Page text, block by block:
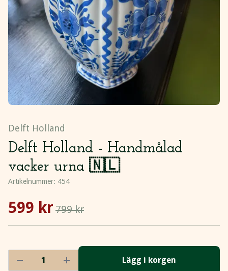
Delft Holland
Delft Holland - Handmålad
vacker urna 🇳🇱
Artikelnummer: 454
599 kr 799 kr
Lägg i korgen